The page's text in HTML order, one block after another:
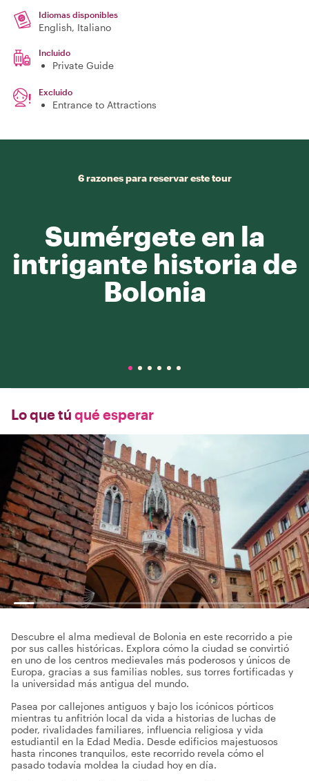
Idiomas disponibles
English, Italiano
Incluido
Private Guide
Excluido
Entrance to Attractions
6 razones para reservar este tour
Sumérgete en la
intrigante historia de
Bolonia
Lo que tú qué esperar
Descubre el alma medieval de Bolonia en este recorrido a pie
por sus calles históricas. Explora cómo la ciudad se convirtió
en uno de los centros medievales más poderosos y únicos de
Europa, gracias a sus familias nobles, sus torres fortificadas y
la universidad más antigua del mundo.
Pasea por callejones antiguos y bajo los icónicos pórticos
mientras tu anfitrión local da vida a historias de luchas de
poder, rivalidades familiares, influencia religiosa y vida
estudiantil en la Edad Media. Desde edificios majestuosos
hasta rincones tranquilos, este recorrido revela cómo el
pasado todavía moldea la ciudad hoy en día.